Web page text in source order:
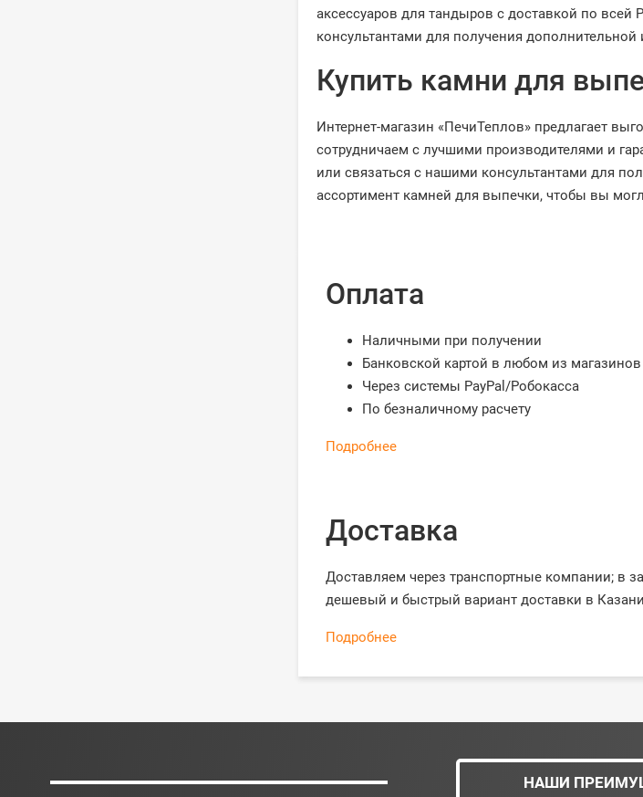
аксессуаров для тандыров с доставкой по
консультантами для получения
Купить камни для
Интернет-магазин «ПечиТеплов» предлагает
сотрудничаем с лучшими производителями и
или связаться с нашими консультантами для
ассортимент камней для выпечки, чтобы вы
Оплата
Наличными при получении
Банковской картой в любом из магазинов
Через системы PayPal/Робокасса
По безналичному расчету
Подробнее
Доставка
Доставляем через транспортные компании; в
дешевый и быстрый вариант доставки в
Подробнее
НАШИ